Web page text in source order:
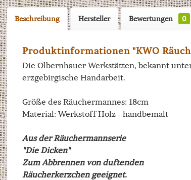
Beschreibung Hersteller Bewertungen 0
Produktinformationen "KWO
Die Olbernhauer Werkstätten, bekannt
erzgebirgische Handarbeit.
Größe des Räuchermannes: 18cm
Material: Werkstoff Holz - handbemalt
Aus der Räuchermannserie
"Die Dicken"
Zum Abbrennen von duftenden
Räucherkerzchen geeignet.